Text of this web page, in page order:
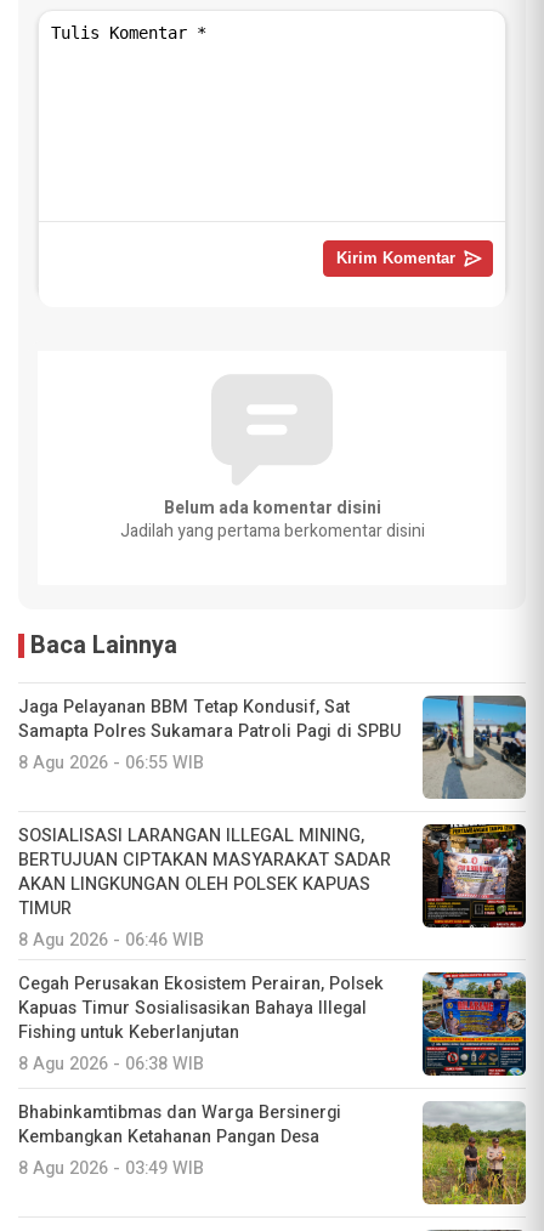
Belum ada komentar disini
Jadilah yang pertama berkomentar disini
Baca Lainnya
Jaga Pelayanan BBM Tetap Kondusif, Sat
Samapta Polres Sukamara Patroli Pagi di SPBU
8 Agu 2026 - 06:55 WIB
SOSIALISASI LARANGAN ILLEGAL MINING,
BERTUJUAN CIPTAKAN MASYARAKAT SADAR
AKAN LINGKUNGAN OLEH POLSEK KAPUAS
TIMUR
8 Agu 2026 - 06:46 WIB
Cegah Perusakan Ekosistem Perairan, Polsek
Kapuas Timur Sosialisasikan Bahaya Illegal
Fishing untuk Keberlanjutan
8 Agu 2026 - 06:38 WIB
Bhabinkamtibmas dan Warga Bersinergi
Kembangkan Ketahanan Pangan Desa
8 Agu 2026 - 03:49 WIB